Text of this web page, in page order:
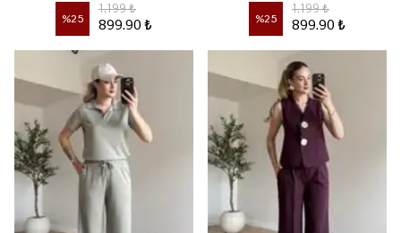
%25
1,199 ₺
899.90 ₺ %25
1,199 ₺
899.90 ₺